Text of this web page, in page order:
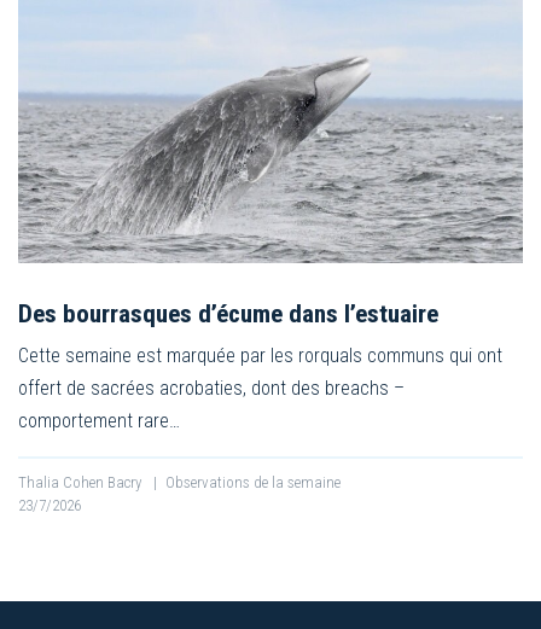
Des bourrasques d’écume dans l’estuaire
Cette semaine est marquée par les rorquals communs qui ont
offert de sacrées acrobaties, dont des breachs –
comportement rare…
Thalia Cohen Bacry | Observations de la semaine
23/7/2026